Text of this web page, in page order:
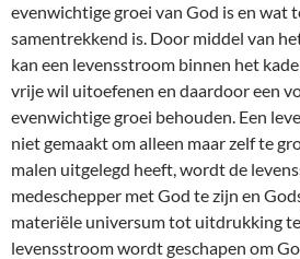
evenwichtige groei van God is en wat
samentrekkend is. Door middel van
kan een levensstroom binnen het
vrije wil uitoefenen en daardoor een
evenwichtige groei behouden. Een
niet gemaakt om alleen maar zelf te
malen uitgelegd heeft, wordt de
medeschepper met God te zijn en
materiële universum tot uitdrukking te
levensstroom wordt geschapen om